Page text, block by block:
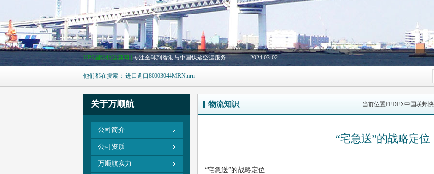
UPS国际快递新闻 | 专注全球到香港与中国快递空运服务 2024-03-02
他们都在搜索： 进口進口80003044MRNmrn
关于万顺航
公司简介
公司资质
万顺航实力
当前位置FEDEX中国联邦
物流知识
“宅急送”的战略定位
“宅急送”的战略定位